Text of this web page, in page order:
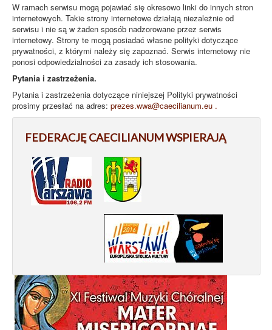
W ramach serwisu mogą pojawiać się okresowo linki do innych stron
internetowych. Takie strony internetowe działają niezależnie od
serwisu i nie są w żaden sposób nadzorowane przez serwis
internetowy. Strony te mogą posiadać własne polityki dotyczące
prywatności, z którymi należy się zapoznać. Serwis internetowy nie
ponosi odpowiedzialności za zasady ich stosowania.
Pytania i zastrzeżenia.
Pytania i zastrzeżenia dotyczące niniejszej Polityki prywatności
prosimy przesłać na adres: prezes.wwa@caecilianum.eu .
FEDERACJĘ CAECILIANUM WSPIERAJĄ